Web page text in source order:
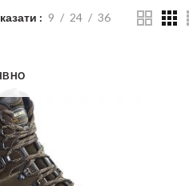
9 24 36